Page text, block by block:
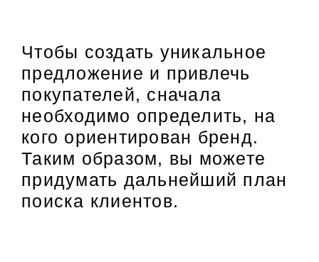
Чтобы создать уникальное
предложение и привлечь
покупателей, сначала
необходимо определить, на
кого ориентирован бренд.
Таким образом, вы можете
придумать дальнейший план
поиска клиентов.